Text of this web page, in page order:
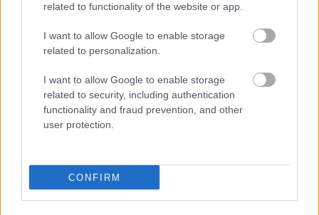
related to functionality of the website or app.
I want to allow Google to enable storage
related to personalization.
I want to allow Google to enable storage
related to security, including authentication
functionality and fraud prevention, and other
user protection.
CONFIRM
Łęk Ostrów - wszystkie powiązane newsy
Asseco Resovia| Developres Rzeszów |ITA TOOLS Stal Mielec
Cellfast Wilki Krosno| Texom Stal Rzeszów|Stal Mielec
Motor Lublin|Stal Rzeszów| Stal Stalowa Wola|Wisła Kraków
Resovia|Wieczysta Kraków
Mecze dziś Wyniki LIVE Transmisje